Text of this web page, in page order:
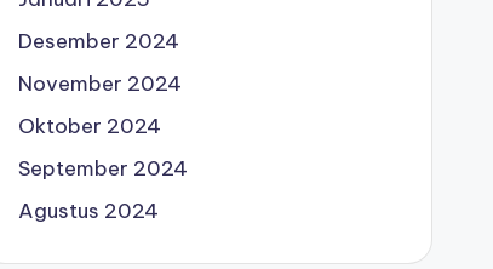
Desember 2024
November 2024
Oktober 2024
September 2024
Agustus 2024